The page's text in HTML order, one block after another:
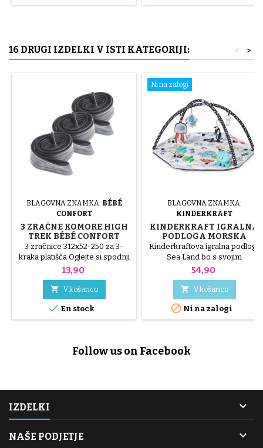
da ne predrete notranje cevi.
16 DRUGI IZDELKI V ISTI KATEGORIJI: >
<
BLAGOVNA ZNAMKA: BÉBÉ
CONFORT
3 ZRAČNE KOMORE HIGH
TREK BÉBÉ CONFORT
3 zračnice 312x52-250 za 3-
kraka platišča Oglejte si spodnji
videoposnetek, da se izognete
sestavljanjem. VIDEO O
SESTAVLJANJU.
Cena
13,90
 V košarico
 En stock
Ni na zalogi
BLAGOVNA ZNAMKA:
KINDERKRAFT
KINDERKRAFT IGRALNA
PODLOGA MORSKA
DEŽELA
Kinderkraftova igralna podloga
Sea Land bo s svojim
mornarskim slogom zagotovo
Cena
54,90
 V košarico
 Ni na zalogi
Follow us on Facebook
IZDELKI 
NAŠE PODJETJE 